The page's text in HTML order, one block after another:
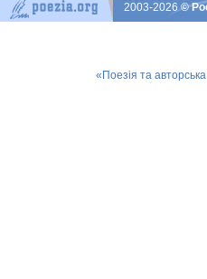
2003-2026©
«Поезія та